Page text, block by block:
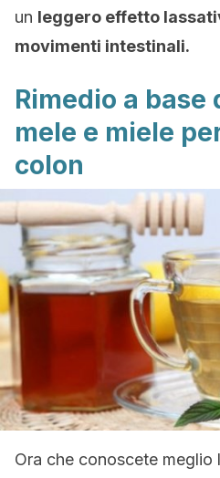
un leggero effetto
movimenti intestinali.
Rimedio a base
mele e miele
colon
Ora che conoscete meglio